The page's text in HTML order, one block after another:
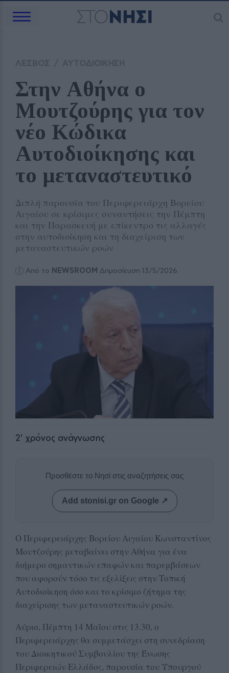
Στην Αθήνα ο
Μουτζούρης για τον
νέο Κώδικα
Αυτοδιοίκησης και
το μεταναστευτικό
Διπλή παρουσία του Περιφερειάρχη Βορείου
Αιγαίου σε κρίσιμες συναντήσεις την Πέμπτη
και την Παρασκευή με επίκεντρο τις αλλαγές
στην αυτοδιοίκηση και τη διαχείριση των
μεταναστευτικών ροών
Από το NEWSROOM Δημοσίευση 13/5/2026
2' χρόνος ανάγνωσης
Προσθέστε το Νησί στις αναζητήσεις σας
Add stonisi.gr on Google ↗
Ο Περιφερειάρχης Βορείου Αιγαίου Κωνσταντίνος
Μουτζούρης μεταβαίνει στην Αθήνα για ένα
διήμερο σημαντικών επαφών και παρεμβάσεων
που αφορούν τόσο τις εξελίξεις στην Τοπική
Αυτοδιοίκηση όσο και το κρίσιμο ζήτημα της
διαχείρισης των μεταναστευτικών ροών.
Αύριο, Πέμπτη 14 Μαΐου στις 13.30, ο
Περιφερειάρχης θα συμμετάσχει στη συνεδρίαση
του Διοικητικού Συμβουλίου της Ένωσης
Περιφερειών Ελλάδος, παρουσία του Υπουργού